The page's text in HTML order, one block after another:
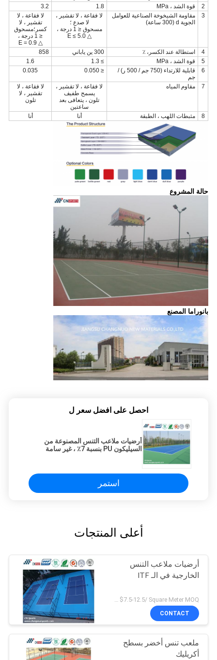
قوة الشد ، MPa 1.8
3.2
مقاومة الشيخوخة الصناعية للعوامل
الجوية d (300 ساعة)
لا فقاعة ، لا تقشير ،
لا صدع ؛
مسحوق ≤ 1 درجة ،
△ E ≤ 5.0
لا فقاعة ، لا
تقشير ، لا
كسر؛مسحوق
△ E = 0.9
استطالة عند الكسر، ٪ 300 ين ياباني
858
قوة الشد ، MPa
1.6
قابلية للارتداء (750 جم / 500 ر) /
جم
0.035
مقاوم المياه
لا فقاعة ، لا تقشير ،
يسمح طفيف
تلون ، يتعافى بعد
ساعتين
لا فقاعة ، لا
تقشير ، لا
تلون
مثبطات اللهب ، الطبقة
حالة المشروع
بانوراما المصنع
احصل على افضل سعر ل
أرضيات ملاعب التنس المصنوعة من
السيليكون PU بنسبة 7٪ ، غير سامة
استمر
أعلى المنتجات
أرضيات ملاعب التنس
الخارجية في الـ ITF
US $7.5-12.5/ Square Meter MOQ:/
CONTACT
ملعب تنس أخضر بسطح
أكريليك